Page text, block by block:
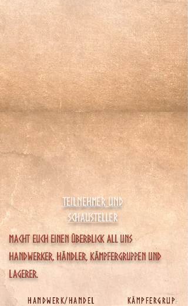
Teilnehmer und
Schausteller
Macht euch einen überblick all uns
Handwerker, Händler, Kämpfergruppen und
LAgerer.
Handwerk/Handel Kämpfergruppen